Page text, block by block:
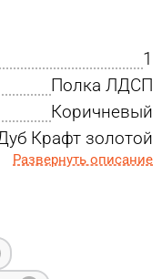
1
Полка ЛДСП
Коричневый
Крафт золотой
Развернуть описание